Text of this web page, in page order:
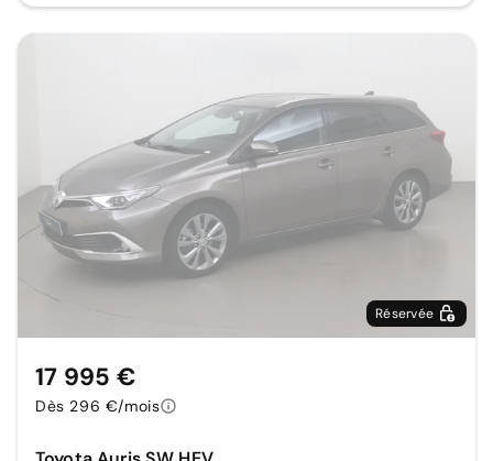
Réservée
17 995 €
Dès 296 €/mois